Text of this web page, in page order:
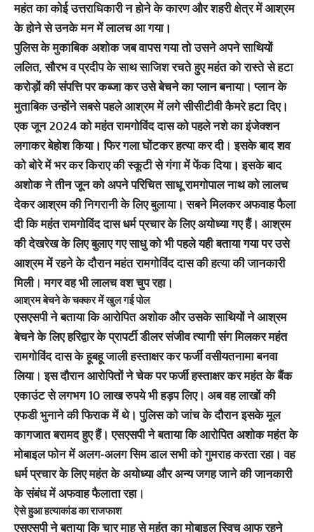
महंत का कोई उत्तराधिकारी न होने के कारण और शहरी क्षेत्र में आश्रम
के होने से उनके मन में लालच आ गया।
पुलिस के मुकाबिक अशोक जब वापस गया तो उसने अपने साथियों
ललित, सौरभ व प्रदीप के साथ साजिश रचते हुए महंत को रास्ते से हटा
करोड़ों की संपत्ति पर कब्जा कर उसे बेचने का प्लान बनाया। प्लान के
मुताबिक उन्होंने सबसे पहले आश्रम में लगे सीसीटीवी कैमरे हटा दिए।
एक जून 2024 को महंत रामगोविंद दास को पहले नशे का इंजेक्शन
लगाकर बेहोश किया। फिर गला घोंटकर हत्या कर दी। इसके बाद शव
को बोरे में भर कर किराए की स्कूटी से गंगा में फेंक दिया। इसके बाद
अशोक ने तीन जून को अपने परिचित साधू रामगोपाल नाथ को लालच
देकर आश्रम की निगरानी के लिए बुलाया। सबने मिलकर अफवाह फैला
दी कि महंत रामगोविंद दास धर्म प्रचार के लिए अयोध्या गए हैं। आश्रम
की देखरेख के लिए बुलाए गए साधु को भी पहले यही बताया गया पर उसे
आश्रम में रहने के दौरान महंत रामगोविंद दास की हत्या की जानकारी
मिली। मगर वह भी लालच वश चुप रहा।
आश्रम बेचने के चक्कर में खुल गई पोल
एसएसपी ने बताया कि आरोपित अशोक और उसके साथियों ने आश्रम
बेचने के लिए हरिद्वार के प्रापर्टी डीलर संजीव त्यागी संग मिलकर महंत
रामगोविंद दास के हूबहू जाली हस्ताक्षर कर फर्जी वसीयतनामा बनवा
लिया। इस दौरान आरोपितों ने चेक पर फर्जी हस्ताक्षर कर महंत के बैंक
एकाउंट से लगभग 10 लाख रुपये भी हड़प लिए। अब वह लाखों की
एफडी भुनाने की फिराक में थे। पुलिस को जांच के दौरान इसके मूल
कागजात बरामद हुए हैं। एसएसपी ने बताया कि आरोपित अशोक महंत के
मोबाइल फोन में अलग-अलग सिम डाल सभी को गुमराह करता रहा। वह
धर्म प्रचार के लिए महंत के अयोध्या और अन्य जगह जाने की जानकारी
के संबंध में अफवाह फैलाता रहा।
ऐसे हुआ हत्याकांड का राजफाश
एसएसपी ने बताया कि चार माह से महंत का मोबाइल स्विच आफ रहने